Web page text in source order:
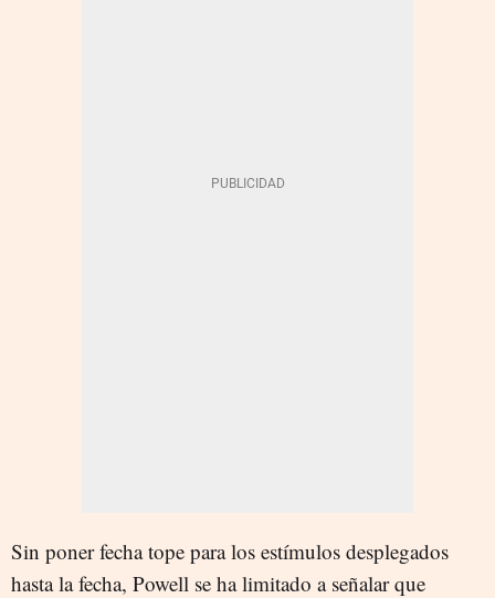
Sin poner fecha tope para los estímulos desplegados
hasta la fecha, Powell se ha limitado a señalar que